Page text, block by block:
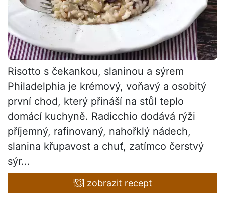
Risotto s čekankou, slaninou a sýrem
Philadelphia je krémový, voňavý a osobitý
první chod, který přináší na stůl teplo
domácí kuchyně. Radicchio dodává rýži
příjemný, rafinovaný, nahořklý nádech,
slanina křupavost a chuť, zatímco čerstvý
sýr...
zobrazit recept